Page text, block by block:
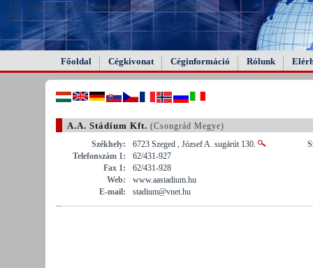
FAIL (the browser should render some flash content, not
this).
Főoldal Cégkivonat Céginformáció Rólunk
A.A. Stádium Kft. (Csongrád Megye)
Székhely:
6723 Szeged , József A. sugárút 130.
Telefonszám 1:
62/431-927
Fax 1:
62/431-928
Web:
www.aastadium.hu
E-mail:
stadium@vnet.hu